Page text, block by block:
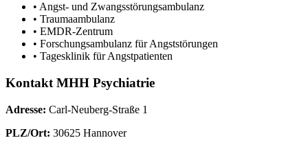
• Angst- und Zwangsstörungsambulanz
• Traumaambulanz
• EMDR-Zentrum
• Forschungsambulanz für Angststörungen
• Tagesklinik für Angstpatienten
Kontakt MHH Psychiatrie
Adresse: Carl-Neuberg-Straße 1
PLZ/Ort: 30625 Hannover